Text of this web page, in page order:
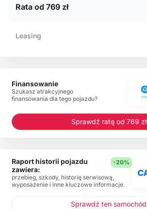
Rata od 769 zł
Leasing
Finansowanie
Szukasz atrakcyjnego
finansowania dla tego pojazdu?
Sprawdź ratę od 769 zł
Raport historii pojazdu
zawiera:
-20%
przebieg, szkody, historię serwisową,
wyposażenie i inne kluczowe informacje.
Sprawdź ten samochód